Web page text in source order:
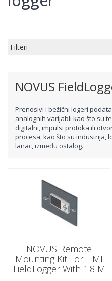
Filteri
NOVUS
Prenosivi i bežični logeri
analognih varijabli kao što su
digitalni, impulsi protoka ili
procesa, kao što su industrija,
lanac, između ostalog.
NOVUS Remote
Mounting Kit For HMI
FieldLogger With 1.8 M